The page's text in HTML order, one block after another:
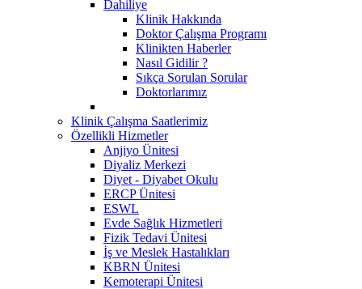
Dahiliye
Klinik Hakkında
Doktor Çalışma Programı
Klinikten Haberler
Nasıl Gidilir ?
Sıkça Sorulan Sorular
Doktorlarımız
Klinik Çalışma Saatlerimiz
Özellikli Hizmetler
Anjiyo Ünitesi
Diyaliz Merkezi
Diyet - Diyabet Okulu
ERCP Ünitesi
ESWL
Evde Sağlık Hizmetleri
Fizik Tedavi Ünitesi
İş ve Meslek Hastalıkları
KBRN Ünitesi
Kemoterapi Ünitesi